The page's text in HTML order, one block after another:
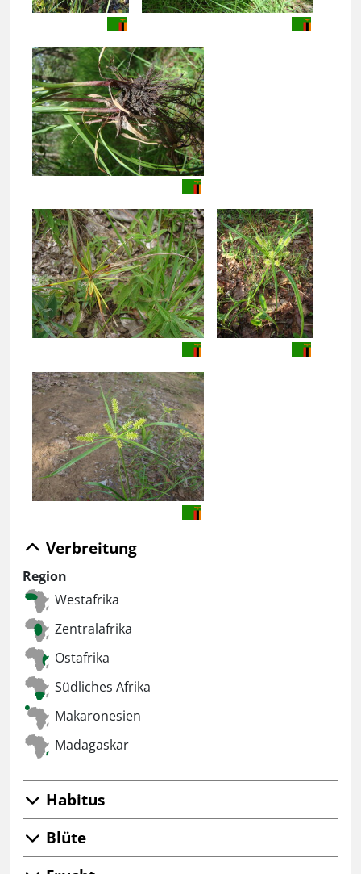
Verbreitung
Region
Westafrika
Zentralafrika
Ostafrika
Südliches Afrika
Makaronesien
Madagaskar
Habitus
Blüte